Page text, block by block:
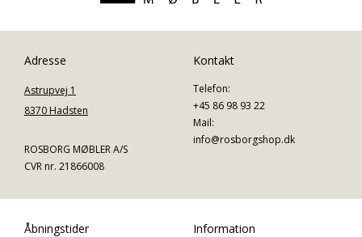
Adresse
Astrupvej 1
8370 Hadsten
ROSBORG MØBLER A/S
CVR nr. 21866008
Kontakt
Telefon:
+45 86 98 93 22
Mail:
info@rosborgshop.dk
Åbningstider Information